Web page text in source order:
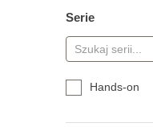
Serie
Hands-on